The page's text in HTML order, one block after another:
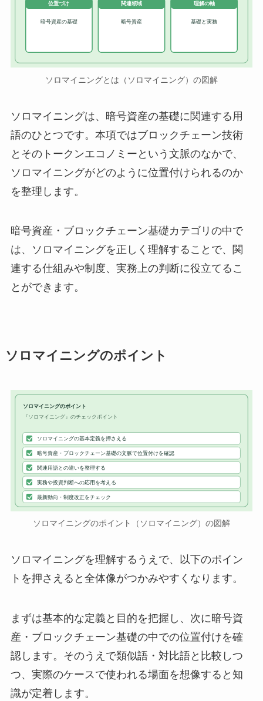
位置づけ
暗号資産の基礎
関連領域
暗号資産
理解の軸
基礎と実務
ソロマイニングとは（ソロマイニング）の図解
ソロマイニングは、暗号資産の基礎に関連する用
語のひとつです。本項ではブロックチェーン技術
とそのトークンエコノミーという文脈のなかで、
ソロマイニングがどのように位置付けられるのか
を整理します。
暗号資産・ブロックチェーン基礎カテゴリの中で
は、ソロマイニングを正しく理解することで、関
連する仕組みや制度、実務上の判断に役立てるこ
とができます。
ソロマイニングのポイント
ソロマイニングのポイント
『ソロマイニング』のチェックポイント
ソロマイニングの基本定義を押さえる
暗号資産・ブロックチェーン基礎の文脈で位置付けを確認
関連用語との違いを整理する
実務や投資判断への応用を考える
最新動向・制度改正をチェック
ソロマイニングのポイント（ソロマイニング）の図解
ソロマイニングを理解するうえで、以下のポイン
トを押さえると全体像がつかみやすくなります。
まずは基本的な定義と目的を把握し、次に暗号資
産・ブロックチェーン基礎の中での位置付けを確
認します。そのうえで類似語・対比語と比較しつ
つ、実際のケースで使われる場面を想像すると知
識が定着します。